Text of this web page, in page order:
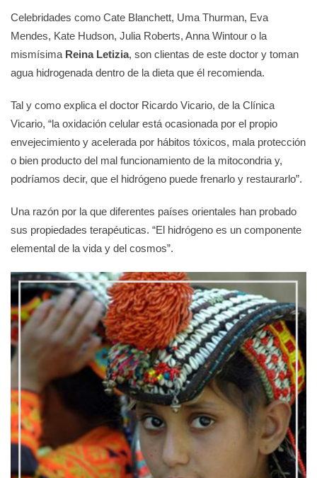
Celebridades como Cate Blanchett, Uma Thurman, Eva
Mendes, Kate Hudson, Julia Roberts, Anna Wintour o la
mismísima Reina Letizia, son clientas de este doctor y toman
agua hidrogenada dentro de la dieta que él recomienda.
Tal y como explica el doctor Ricardo Vicario, de la Clínica
Vicario, “la oxidación celular está ocasionada por el propio
envejecimiento y acelerada por hábitos tóxicos, mala protección
o bien producto del mal funcionamiento de la mitocondria y,
podríamos decir, que el hidrógeno puede frenarlo y restaurarlo”.
Una razón por la que diferentes países orientales han probado
sus propiedades terapéuticas. “El hidrógeno es un componente
elemental de la vida y del cosmos”.